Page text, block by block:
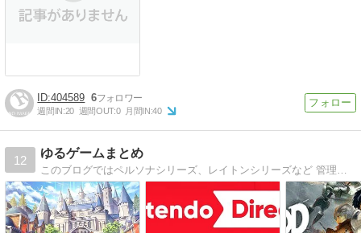
404589 6
週間IN:20 週間OUT:0 月間IN:40
12
ゆるゲームまとめ